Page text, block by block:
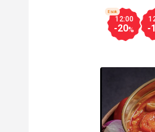
12:00
-20%
Esok
-